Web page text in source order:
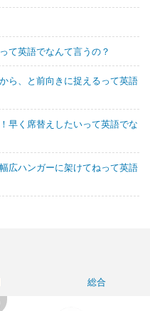
て英語でなんて言うの？
ら、と前向きに捉えるって英語
早く席替えしたいって英語でな
広ハンガーに架けてねって英語
総合